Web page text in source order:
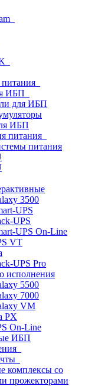
ИБП
для ИБП
ИБП
питания
питания
3500
UPS
UPS
UPS On-Line
VT
UPS Pro
исполнения
5500
7000
VM
PX
On-Line
ИБП
комплексы со
прожекторами